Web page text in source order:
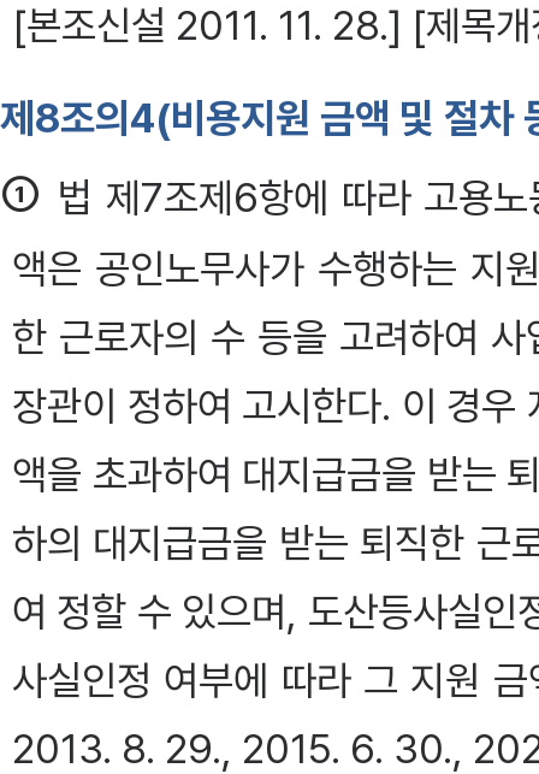
[본조신설 2011. 11. 28.] [제목
제8조의4(비용지원 금액 및 절차
① 법 제7조제6항에 따라 고용
액은 공인노무사가 수행하는 지
한 근로자의 수 등을 고려하여
장관이 정하여 고시한다. 이 경우
액을 초과하여 대지급금을 받는
하의 대지급금을 받는 퇴직한 근
여 정할 수 있으며, 도산등사실인
사실인정 여부에 따라 그 지원
2013. 8. 29., 2015. 6. 30.,